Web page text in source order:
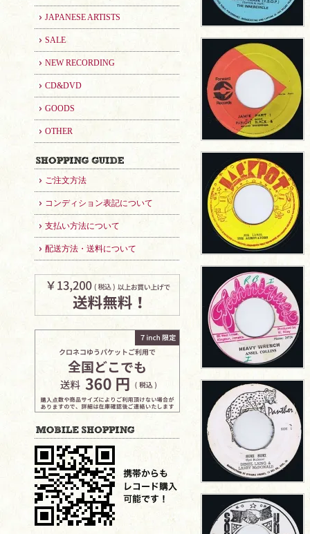
JAPANESE ARTISTS
SALE
NEW RECORDING
CD&DVD
GOODS
OTHER
ご注文方法
コンディション表記について
支払い方法について
配送方法・送料について